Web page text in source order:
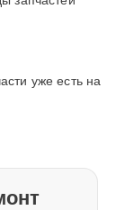
уже есть на